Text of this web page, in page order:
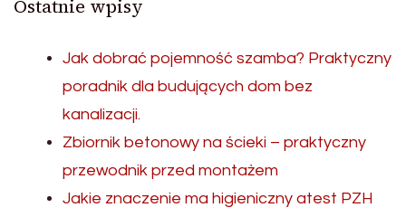
Ostatnie wpisy
Jak dobrać pojemność szamba? Praktyczny
poradnik dla budujących dom bez
kanalizacji.
Zbiornik betonowy na ścieki – praktyczny
przewodnik przed montażem
Jakie znaczenie ma higieniczny atest PZH